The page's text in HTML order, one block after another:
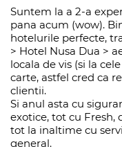
Suntem la a 2-a
pana acum (wow).
hotelurile perfecte,
> Hotel Nusa Dua >
locala de vis (si la
carte, astfel cred ca
clientii.
Si anul asta cu
exotice, tot cu Fresh,
tot la inaltime cu
general.